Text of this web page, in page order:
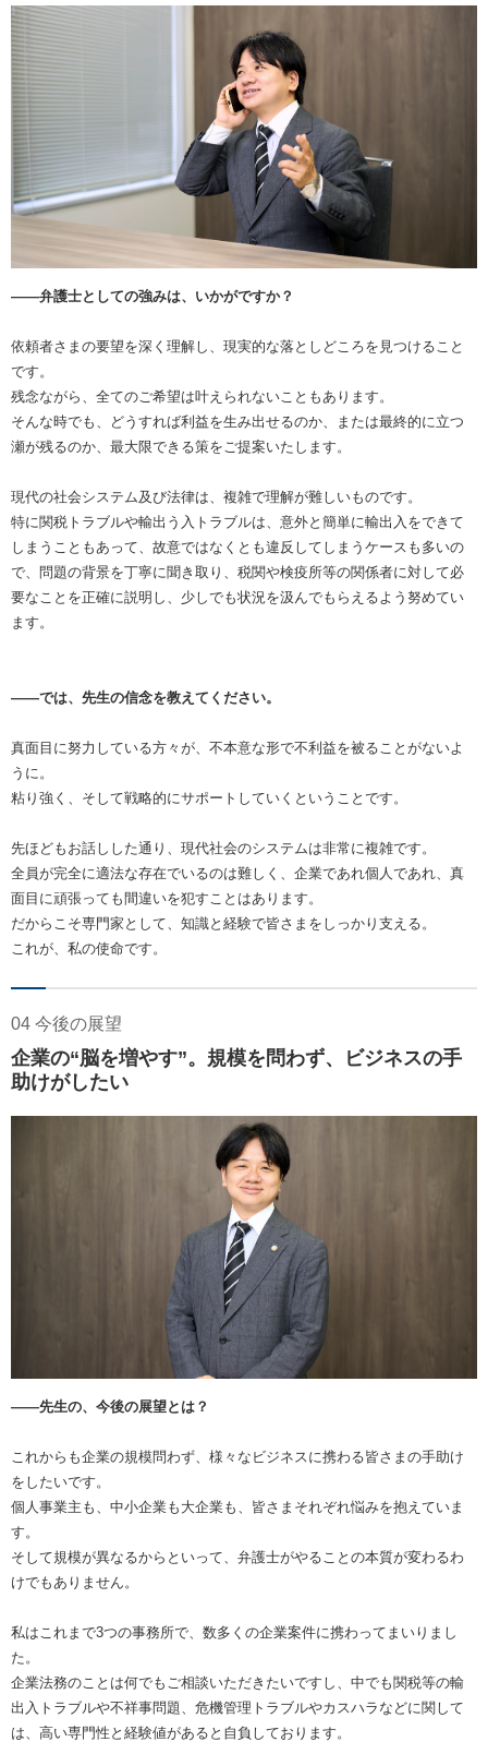
――弁護士としての強みは、いかがですか？
依頼者さまの要望を深く理解し、現実的な落としどころを見つけること
です。
残念ながら、全てのご希望は叶えられないこともあります。
そんな時でも、どうすれば利益を生み出せるのか、または最終的に立つ
瀬が残るのか、最大限できる策をご提案いたします。
現代の社会システム及び法律は、複雑で理解が難しいものです。
特に関税トラブルや輸出う入トラブルは、意外と簡単に輸出入をできて
しまうこともあって、故意ではなくとも違反してしまうケースも多いの
で、問題の背景を丁寧に聞き取り、税関や検疫所等の関係者に対して必
要なことを正確に説明し、少しでも状況を汲んでもらえるよう努めてい
ます。
――では、先生の信念を教えてください。
真面目に努力している方々が、不本意な形で不利益を被ることがないよ
うに。
粘り強く、そして戦略的にサポートしていくということです。
先ほどもお話しした通り、現代社会のシステムは非常に複雑です。
全員が完全に適法な存在でいるのは難しく、企業であれ個人であれ、真
面目に頑張っても間違いを犯すことはあります。
だからこそ専門家として、知識と経験で皆さまをしっかり支える。
これが、私の使命です。
04 今後の展望
企業の“脳を増やす”。規模を問わず、ビジネスの手
助けがしたい
――先生の、今後の展望とは？
これからも企業の規模問わず、様々なビジネスに携わる皆さまの手助け
をしたいです。
個人事業主も、中小企業も大企業も、皆さまそれぞれ悩みを抱えていま
す。
そして規模が異なるからといって、弁護士がやることの本質が変わるわ
けでもありません。
私はこれまで3つの事務所で、数多くの企業案件に携わってまいりまし
た。
企業法務のことは何でもご相談いただきたいですし、中でも関税等の輸
出入トラブルや不祥事問題、危機管理トラブルやカスハラなどに関して
は、高い専門性と経験値があると自負しております。